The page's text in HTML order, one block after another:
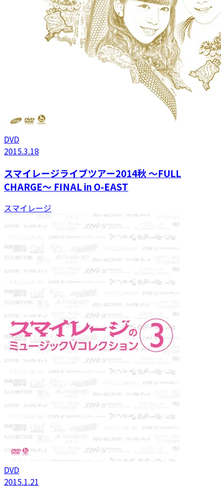
DVD
2015.3.18
スマイレージライブツアー2014秋 〜FULL
CHARGE〜 FINAL in O-EAST
スマイレージ
DVD
2015.1.21